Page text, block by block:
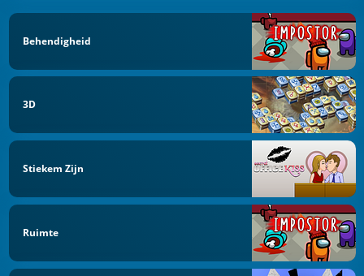
Behendigheid
3D
Stiekem Zijn
Ruimte